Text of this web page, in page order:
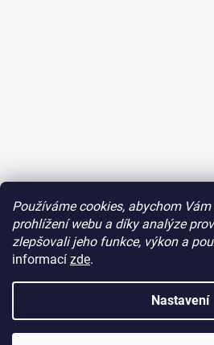
Používáme cookies, abychom
prohlížení webu a díky analýze
zlepšovali jeho funkce, výkon a
informací zde.
Nastavení
Sledovat na
Facebook